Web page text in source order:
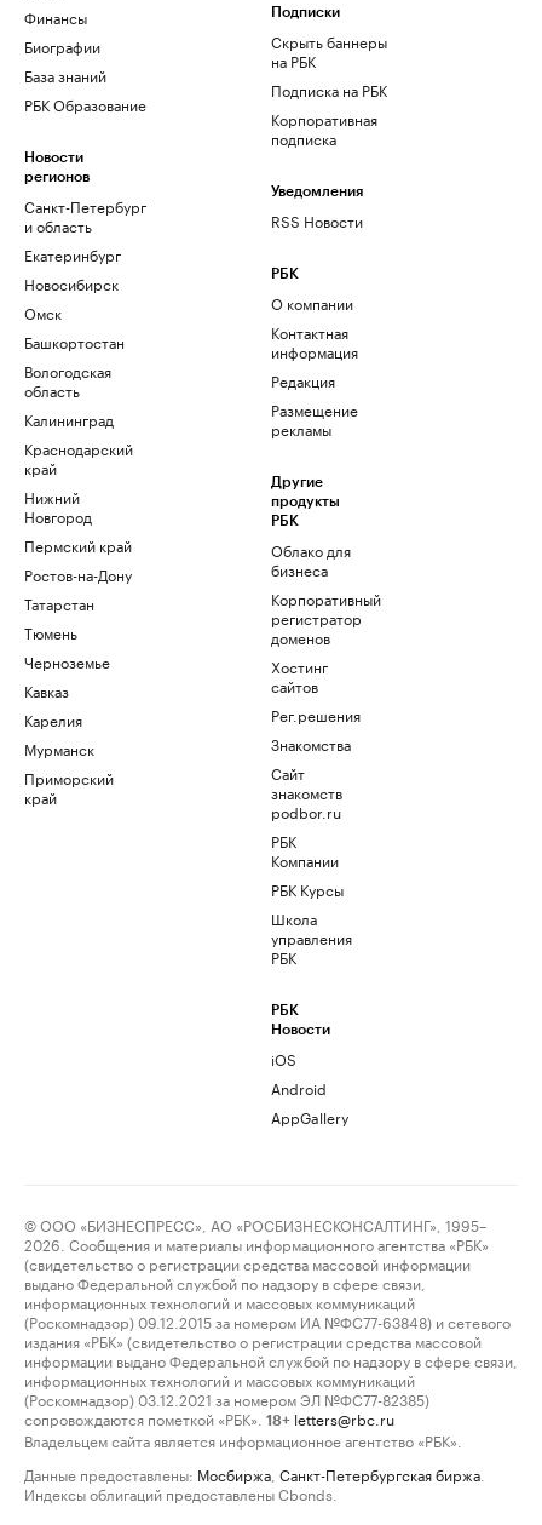
Финансы
Биографии
База знаний
РБК Образование
Новости
регионов
Санкт-Петербург
и область
Екатеринбург
Новосибирск
Омск
Башкортостан
Вологодская
область
Калининград
Краснодарский
край
Нижний
Новгород
Пермский край
Ростов-на-Дону
Татарстан
Тюмень
Черноземье
Кавказ
Карелия
Мурманск
Приморский
край
Подписки
Скрыть баннеры
на РБК
Подписка на РБК
Корпоративная
подписка
Уведомления
RSS Новости
РБК
О компании
Контактная
информация
Редакция
Размещение
рекламы
Другие
продукты
РБК
Облако для
бизнеса
Корпоративный
регистратор
доменов
Хостинг
сайтов
Рег.решения
Знакомства
Сайт
знакомств
podbor.ru
РБК
Компании
РБК Курсы
Школа
управления
РБК
РБК
Новости
iOS
Android
AppGallery
© ООО «БИЗНЕСПРЕСС», АО «РОСБИЗНЕСКОНСАЛТИНГ», 1995–
2026. Сообщения и материалы информационного агентства «РБК»
(свидетельство о регистрации средства массовой информации
выдано Федеральной службой по надзору в сфере связи,
информационных технологий и массовых коммуникаций
(Роскомнадзор) 09.12.2015 за номером ИА №ФС77-63848) и сетевого
издания «РБК» (свидетельство о регистрации средства массовой
информации выдано Федеральной службой по надзору в сфере связи,
информационных технологий и массовых коммуникаций
(Роскомнадзор) 03.12.2021 за номером ЭЛ №ФС77-82385)
сопровождаются пометкой «РБК».
18+ letters@rbc.ru
Владельцем сайта является информационное агентство «РБК».
Данные предоставлены: Мосбиржа Санкт-Петербургская биржа
Индексы облигаций предоставлены Cbonds.